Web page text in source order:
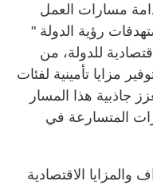
مسارات العمل
رؤية الدولة "
الاقتصادية للدولة، من
مزايا تأمينية لفئات
جاذبية هذا المسار
المتسارعة في
الاقتصادية